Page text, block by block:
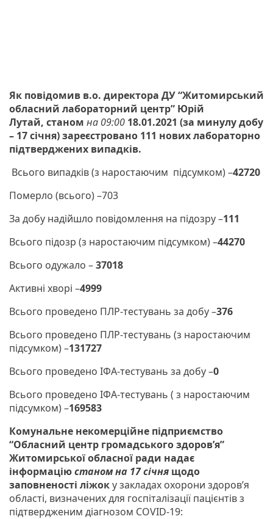
Як повідомив в.о. директора ДУ “Житомирський
обласний лабораторний центр” Юрій
Лутай, станом на 09:00 18.01.2021 (за минулу добу
– 17 січня) зареєстровано 111 нових лабораторно
підтверджених випадків.
Всього випадків (з наростаючим підсумком) –42720
Померло (всього) –703
За добу надійшло повідомлення на підозру –111
Всього підозр (з наростаючим підсумком) –44270
Всього одужало –37018
Активні хворі –4999
Всього проведено ПЛР-тестувань за добу –376
Всього проведено ПЛР-тестувань (з наростаючим
підсумком) –131727
Всього проведено ІФА-тестувань за добу –0
Всього проведено ІФА-тестувань ( з наростаючим
підсумком) –169583
Комунальне некомерційне підприємство
“Обласний центр громадського здоров’я”
Житомирської обласної ради надає
інформаціюстаном на 17 січня щодо
заповненості ліжоку закладах охорони здоров’я
області, визначених для госпіталізації пацієнтів з
підтвердженим діагнозом COVID-19: